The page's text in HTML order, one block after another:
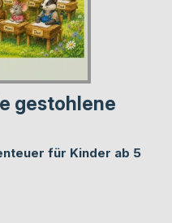
gestohlene
für Kinder ab 5